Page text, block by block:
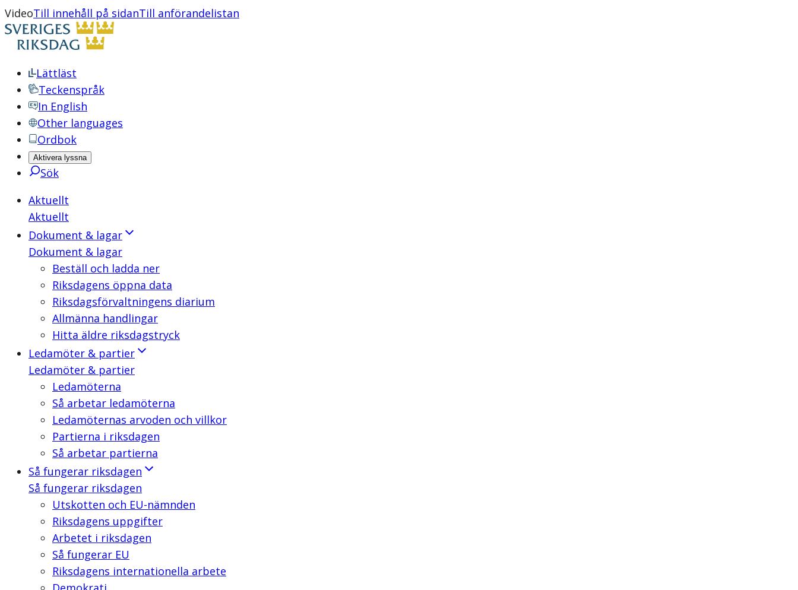
VideoTill innehåll på sidanTill anförandelistan
Lättläst
Teckenspråk
In English
Other languages
Ordbok
Aktivera lyssna
Sök
Aktuellt
Aktuellt
Dokument & lagar
Dokument & lagar
Beställ och ladda ner
Riksdagens öppna data
Riksdagsförvaltningens diarium
Allmänna handlingar
Hitta äldre riksdagstryck
Ledamöter & partier
Ledamöter & partier
Ledamöterna
Så arbetar ledamöterna
Ledamöternas arvoden och villkor
Partierna i riksdagen
Så arbetar partierna
Så fungerar riksdagen
Så fungerar riksdagen
Utskotten och EU-nämnden
Riksdagens uppgifter
Arbetet i riksdagen
Så fungerar EU
Riksdagens internationella arbete